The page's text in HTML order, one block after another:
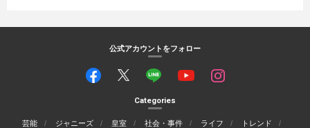
公式アカウントをフォロー
Categories
芸能 ジャニーズ 皇室 社会・事件 ライフ
トレンド